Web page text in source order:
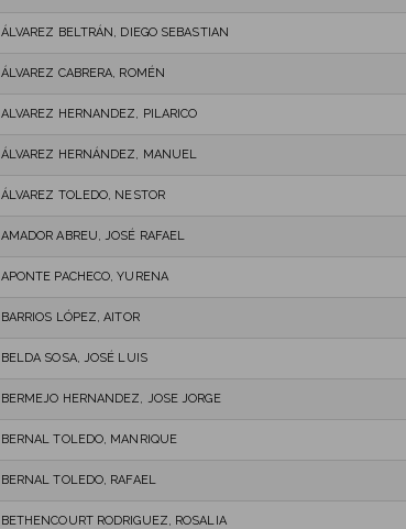
ÁLVAREZ BELTRÁN, DIEGO SEBASTIAN
ÁLVAREZ CABRERA, ROMÉN
ALVAREZ HERNANDEZ, PILARICO
ÁLVAREZ HERNÁNDEZ, MANUEL
ÁLVAREZ TOLEDO, NESTOR
AMADOR ABREU, JOSÉ RAFAEL
APONTE PACHECO, YURENA
BARRIOS LÓPEZ, AITOR
BELDA SOSA, JOSÉ LUIS
BERMEJO HERNANDEZ, JOSE JORGE
BERNAL TOLEDO, MANRIQUE
BERNAL TOLEDO, RAFAEL
BETHENCOURT RODRIGUEZ, ROSALIA